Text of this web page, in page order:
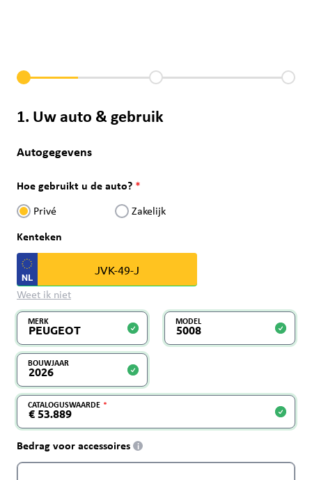
1. Uw auto & gebruik
Autogegevens
Hoe gebruikt u de auto?
Privé Zakelijk
Kenteken
Weet ik niet
MERK MODEL
BOUWJAAR
CATALOGUSWAARDE
Bedrag voor accessoires i